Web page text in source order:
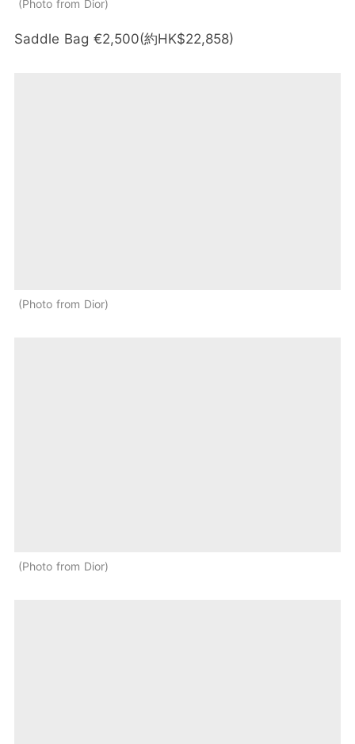
Photo from Dior
Saddle Bag €2,500(約HK$22,858)
Photo from Dior
Photo from Dior